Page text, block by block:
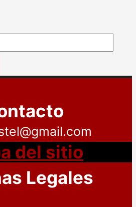
del sitio
Legales